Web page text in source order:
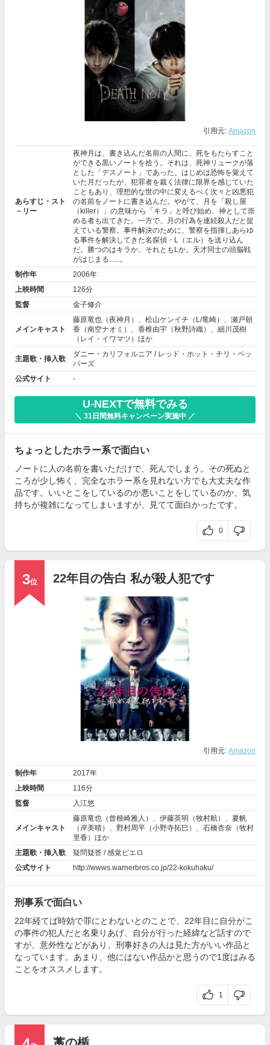
引用元: Amazon
あらすじ・スト
－リー
夜神月は、書き込んだ名前の人間に、死をもたらすこと
ができる黒いノートを拾う。それは、死神リュークが落
とした「デスノート」であった。はじめは恐怖を覚えて
いた月だったが、犯罪者を裁く法律に限界を感じていた
こともあり、理想的な世の中に変えるべく次々と凶悪犯
の名前をノートに書き込んだ。やがて、月を「殺し屋
（killer）」の意味から「キラ」と呼び始め、神として崇
める者も出てきた。一方で、月の行為を連続殺人だと捉
えている警察。事件解決のために、警察を指揮しあらゆ
る事件を解決してきた名探偵・L（エル）を送り込ん
だ。勝つのはキラか、それともLか。天才同士の頭脳戦
がはじまる......。
制作年
2006年
上映時間
126分
監督
金子修介
メインキャスト
藤原竜也 （夜神月）、 松山ケンイチ （L/竜崎）、 瀬戸朝
香 （南空ナオミ）、 香椎由宇 （秋野詩織）、 細川茂樹
（レイ・イワマツ）ほか
主題歌・挿入歌
ダニー・カリフォルニア / レッド・ホット・チリ・ペッ
パーズ
公式サイト
-
U-NEXTで無料でみる
＼ 31日間無料キャンペーン実施中 ／
ちょっとしたホラー系で面白い
ノートに人の名前を書いただけで、死んでしまう。その死ぬと
ころが少し怖く、完全なホラー系を見れない方でも大丈夫な作
品です。いいとこをしているのか悪いことをしているのか、気
持ちが複雑になってしまいますが、見てて面白かったです。
0
3位 22年目の告白 私が殺人犯です
引用元: Amazon
制作年
2017年
上映時間
116分
監督
入江悠
メインキャスト
藤原竜也 （曾根崎雅人）、 伊藤英明 （牧村航）、 夏帆
（岸美晴）、 野村周平 （小野寺拓巳）、 石橋杏奈 （牧村
里香）ほか
主題歌・挿入歌
疑問疑答 / 感覚ピエロ
公式サイト
http://wwws.warnerbros.co.jp/22-kokuhaku/
刑事系で面白い
22年経てば時効で罪にとわないとのことで、22年目に自分がこ
の事件の犯人だと名乗りあげ、自分が行った経緯など話すので
すが、意外性などがあり、刑事好きの人は見た方がいい作品と
なっています。あまり、他にはない作品かと思うので1度はみる
ことをオススメします。
1